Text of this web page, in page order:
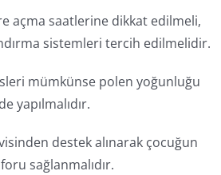
açma saatlerine dikkat edilmeli,
sistemleri tercih edilmelidir.
mümkünse polen yoğunluğu
yapılmalıdır.
destek alınarak çocuğun
sağlanmalıdır.